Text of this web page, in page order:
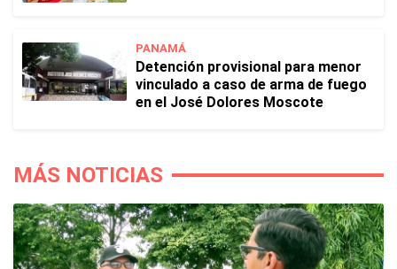
PANAMÁ
Detención provisional para menor
vinculado a caso de arma de fuego
en el José Dolores Moscote
MÁS NOTICIAS